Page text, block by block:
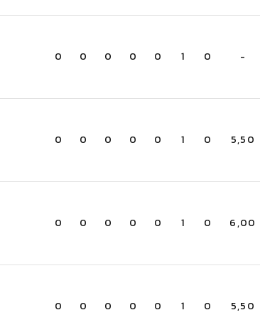
0 0 0 0 0 1 0 -
0 0 0 0 0 1 0 5,50
0 0 0 0 0 1 0 6,00
0 0 0 0 0 1 0 5,50